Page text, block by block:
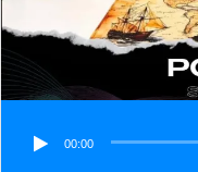
00:00